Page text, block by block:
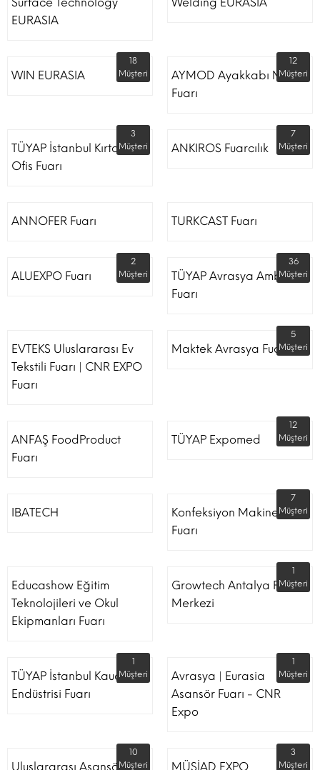
EURASIA
WIN EURASIA
18
Müşteri
AYMOD Ayakkabı Moda
Fuarı
12
Müşteri
TÜYAP İstanbul Kırtasiye
Ofis Fuarı
3
Müşteri
ANKIROS Fuarcılık
7
Müşteri
ANNOFER Fuarı TURKCAST Fuarı
ALUEXPO Fuarı
2
Müşteri
TÜYAP Avrasya Ambalaj
Fuarı
36
Müşteri
EVTEKS Uluslararası Ev
Tekstili Fuarı | CNR EXPO
Fuarı
Maktek Avrasya Fuarı
5
Müşteri
ANFAŞ FoodProduct
Fuarı
TÜYAP Expomed
12
Müşteri
IBATECH
Konfeksiyon Makinesi
Fuarı
7
Müşteri
Educashow Eğitim
Teknolojileri ve Okul
Ekipmanları Fuarı
Growtech Antalya Fuar
Merkezi
1
Müşteri
TÜYAP İstanbul Kauçuk
Endüstrisi Fuarı
1
Müşteri
Avrasya | Eurasia
Asansör Fuarı - CNR
Expo
1
Müşteri
Uluslararası Asansör
10
Müşteri
MÜSİAD EXPO
3
Müşteri